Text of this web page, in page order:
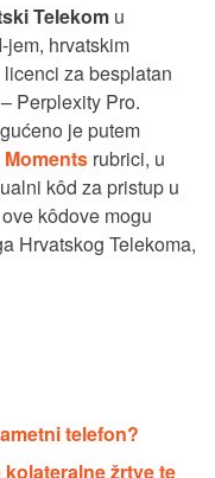
Telekom u
hrvatskim
za besplatan
Perplexity Pro.
je putem
Moments rubrici, u
kôd za pristup u
kôdove mogu
Hrvatskog Telekoma,
telefon?
žrtve te